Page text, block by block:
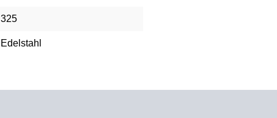
325
Edelstahl